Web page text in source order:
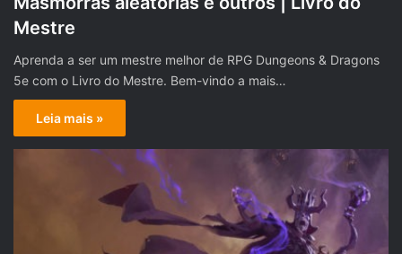
Mestre
Aprenda a ser um mestre melhor de RPG Dungeons & Dragons
5e com o Livro do Mestre. Bem-vindo a mais…
Leia mais »